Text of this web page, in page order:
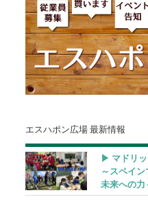
エスハポン広場 最新情報
▶︎ マドリ
～スペイ
未来への力